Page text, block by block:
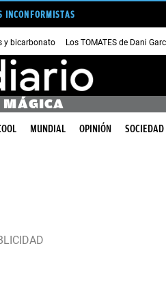
INCONFORMISTAS
y bicarbonato Los TOMATES de Dani
MÁGICA
MUNDIAL OPINIÓN SOCIEDAD